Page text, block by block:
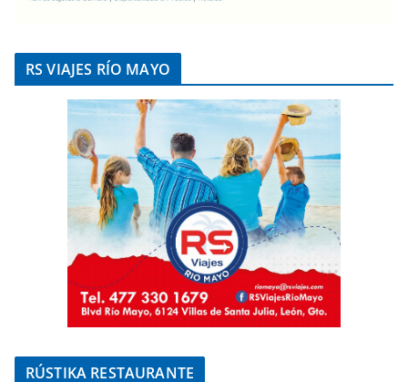
RS VIAJES RÍO MAYO
RÚSTIKA RESTAURANTE